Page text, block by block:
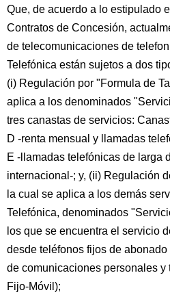
Que, de acuerdo a lo estipulado
Contratos de Concesión,
de telecomunicaciones de
Telefónica están sujetos a dos
(i) Regulación por "Formula de
aplica a los denominados
tres canastas de servicios:
D -renta mensual y llamadas
E -llamadas telefónicas de larga
internacional-; y, (ii) Regulación
la cual se aplica a los demás
Telefónica, denominados
los que se encuentra el servicio
desde teléfonos fijos de
de comunicaciones personales y
Fijo-Móvil);